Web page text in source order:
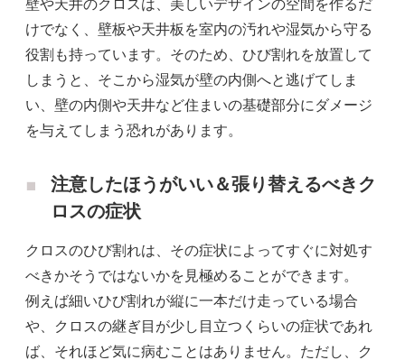
壁や天井のクロスは、美しいデザインの空間を作るだ
けでなく、壁板や天井板を室内の汚れや湿気から守る
役割も持っています。そのため、ひび割れを放置して
しまうと、そこから湿気が壁の内側へと逃げてしま
い、壁の内側や天井など住まいの基礎部分にダメージ
を与えてしまう恐れがあります。
注意したほうがいい＆張り替えるべきク
ロスの症状
クロスのひび割れは、その症状によってすぐに対処す
べきかそうではないかを見極めることができます。
例えば細いひび割れが縦に一本だけ走っている場合
や、クロスの継ぎ目が少し目立つくらいの症状であれ
ば、それほど気に病むことはありません。ただし、ク